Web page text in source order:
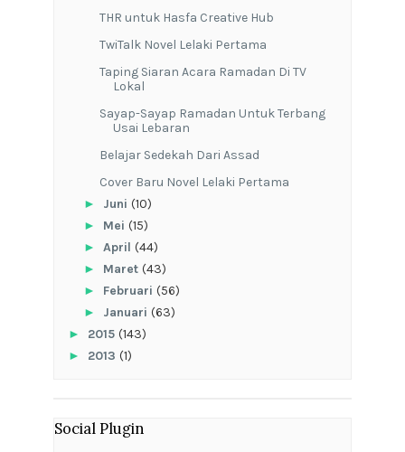
THR untuk Hasfa Creative Hub
TwiTalk Novel Lelaki Pertama
Taping Siaran Acara Ramadan Di TV
Lokal
Sayap-Sayap Ramadan Untuk Terbang
Usai Lebaran
Belajar Sedekah Dari Assad
Cover Baru Novel Lelaki Pertama
► Juni (10)
► Mei (15)
► April (44)
► Maret (43)
► Februari (56)
► Januari (63)
► 2015 (143)
► 2013 (1)
Social Plugin